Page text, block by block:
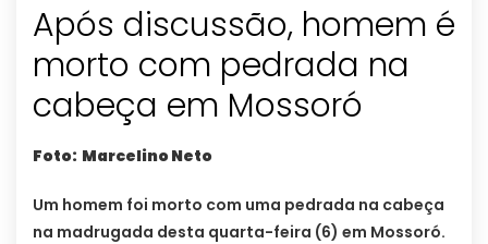
Após discussão, homem é
morto com pedrada na
cabeça em Mossoró
Foto: Marcelino Neto
Um homem foi morto com uma pedrada na cabeça
na madrugada desta quarta-feira (6) em Mossoró.